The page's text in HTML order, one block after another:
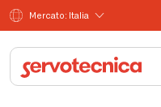
Mercato: Italia